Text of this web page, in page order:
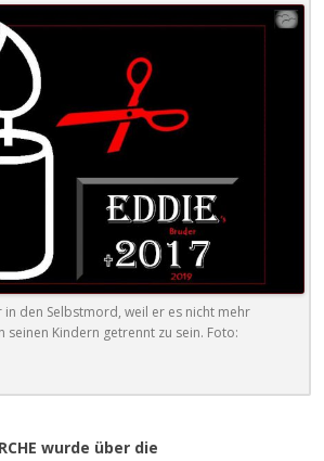
in den Selbstmord, weil er es nicht mehr
seinen Kindern getrennt zu sein. Foto:
wurde über die